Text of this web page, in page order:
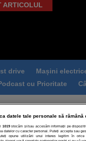
ARTICOLUL
drive Mașini
cu Prioritate
si conditii
Politica de
cookies
Echipa
Modifică Setările
datele tale personale să rămână
1019stocăm și/sau accesăm informații pe
datelor cu caracter personal. Puteți accepta sau
opune utilizării unui interes legitim în